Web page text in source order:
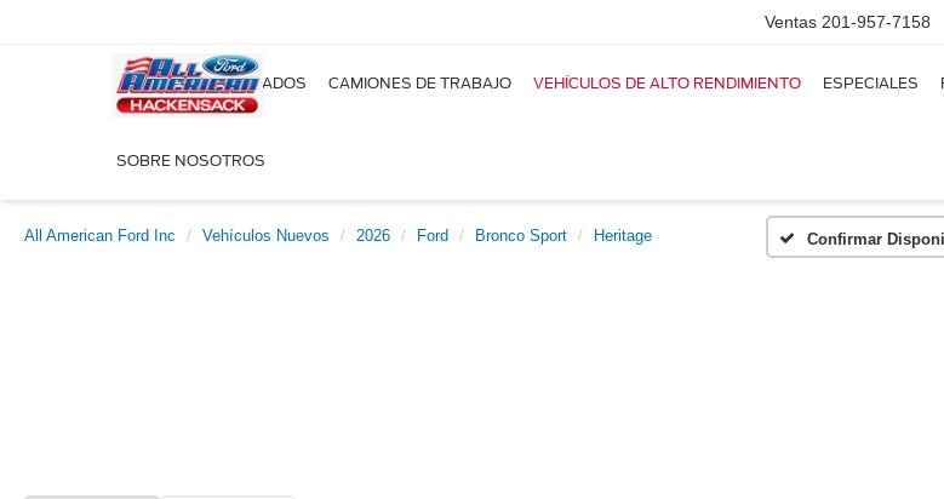
Ventas 201-957-7158
NUEVOS USADOS CAMIONES DE TRABAJO VEHÍCULOS DE ALTO RENDIMIENTO ESPECIALES
SOBRE NOSOTROS
All American Ford Inc Vehículos Nuevos 2026 Ford Bronco Sport Heritage Confirmar